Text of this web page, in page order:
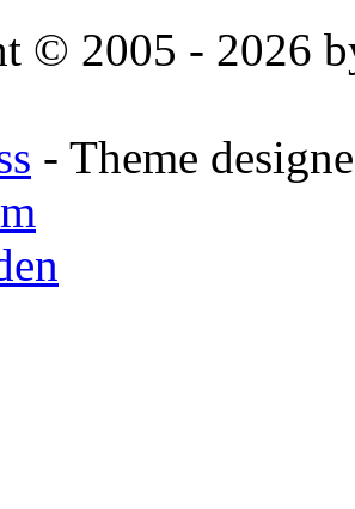
© 2005 - 2026
- Theme